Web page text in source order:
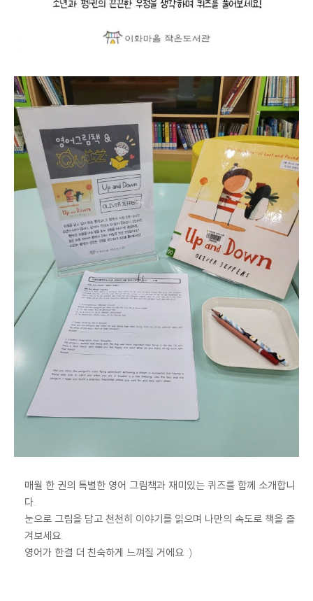
매월 한 권의 특별한 영어 그림책과 재미있는 퀴즈를 함께 소개합니
다.
눈으로 그림을 담고 천천히 이야기를 읽으며 나만의 속도로 책을 즐
겨보세요.
영어가 한결 더 친숙하게 느껴질 거에요 :)